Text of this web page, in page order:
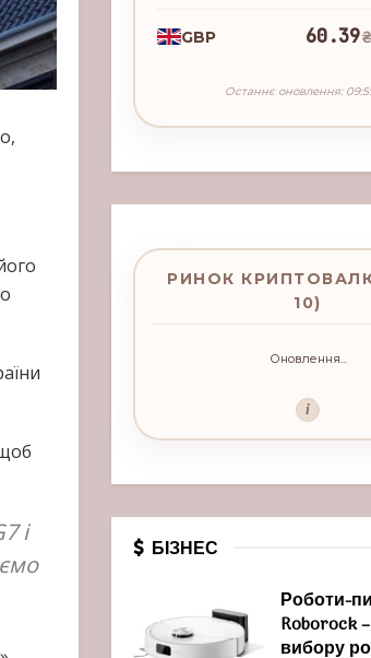
і
GBP 60.39₴
Останнє оновлення:
РИНОК
10)
Оновлення...
i
БІЗНЕС
Роботи-
Roborock
вибору